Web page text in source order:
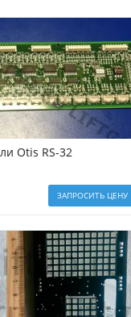
Otis RS-32
ЗАПРОСИТЬ ЦЕНУ